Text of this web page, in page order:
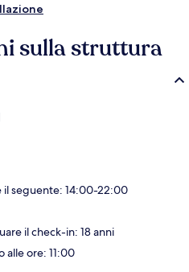
sulla struttura
il seguente: 14:00-22:00
il check-in: 18 anni
alle ore: 11:00